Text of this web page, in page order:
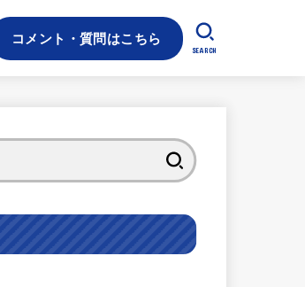
コメント・質問はこちら
SEARCH